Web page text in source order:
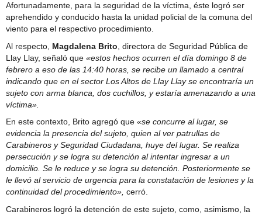
Afortunadamente, para la seguridad de la víctima, éste logró ser
aprehendido y conducido hasta la unidad policial de la comuna del
viento para el respectivo procedimiento.
Al respecto, Magdalena Brito , directora de Seguridad Pública de
Llay Llay, señaló que «estos hechos ocurren el día domingo 8 de
febrero a eso de las 14:40 horas, se recibe un llamado a central
indicando que en el sector Los Altos de Llay Llay se encontraría un
sujeto con arma blanca, dos cuchillos, y estaría amenazando a una
víctima».
En este contexto, Brito agregó que «se concurre al lugar, se
evidencia la presencia del sujeto, quien al ver patrullas de
Carabineros y Seguridad Ciudadana, huye del lugar. Se realiza
persecución y se logra su detención al intentar ingresar a un
domicilio. Se le reduce y se logra su detención. Posteriormente se
le llevó al servicio de urgencia para la constatación de lesiones y la
continuidad del procedimiento», cerró.
Carabineros logró la detención de este sujeto, como, asimismo, la